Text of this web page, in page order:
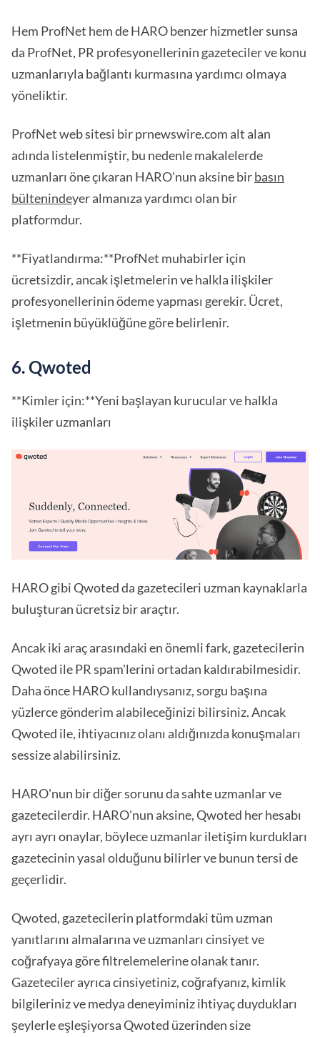
Hem ProfNet hem de HARO benzer hizmetler sunsa
da ProfNet, PR profesyonellerinin gazeteciler ve konu
uzmanlarıyla bağlantı kurmasına yardımcı olmaya
yöneliktir.
ProfNet web sitesi bir prnewswire.com alt alan
adında listelenmiştir, bu nedenle makalelerde
uzmanları öne çıkaran HARO'nun aksine birbasın
bültenindeyer almanıza yardımcı olan bir
platformdur.
**Fiyatlandırma:**ProfNet muhabirler için
ücretsizdir, ancak işletmelerin ve halkla ilişkiler
profesyonellerinin ödeme yapması gerekir. Ücret,
işletmenin büyüklüğüne göre belirlenir.
6. Qwoted
**Kimler için:**Yeni başlayan kurucular ve halkla
ilişkiler uzmanları
HARO gibi Qwoted da gazetecileri uzman kaynaklarla
buluşturan ücretsiz bir araçtır.
Ancak iki araç arasındaki en önemli fark, gazetecilerin
Qwoted ile PR spam'lerini ortadan kaldırabilmesidir.
Daha önce HARO kullandıysanız, sorgu başına
yüzlerce gönderim alabileceğinizi bilirsiniz. Ancak
Qwoted ile, ihtiyacınız olanı aldığınızda konuşmaları
sessize alabilirsiniz.
HARO'nun bir diğer sorunu da sahte uzmanlar ve
gazetecilerdir. HARO'nun aksine, Qwoted her hesabı
ayrı ayrı onaylar, böylece uzmanlar iletişim kurdukları
gazetecinin yasal olduğunu bilirler ve bunun tersi de
geçerlidir.
Qwoted, gazetecilerin platformdaki tüm uzman
yanıtlarını almalarına ve uzmanları cinsiyet ve
coğrafyaya göre filtrelemelerine olanak tanır.
Gazeteciler ayrıca cinsiyetiniz, coğrafyanız, kimlik
bilgileriniz ve medya deneyiminiz ihtiyaç duydukları
şeylerle eşleşiyorsa Qwoted üzerinden size